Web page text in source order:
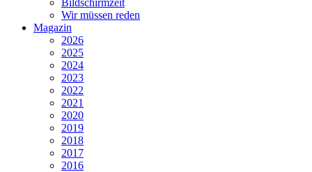
Bildschirmzeit
Wir müssen reden
Magazin
2026
2025
2024
2023
2022
2021
2020
2019
2018
2017
2016